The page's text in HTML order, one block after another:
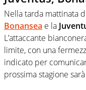
Nella tarda mattinata
Bonansea e la
L’attaccante
limite, con una
indicato per
prossima stagione